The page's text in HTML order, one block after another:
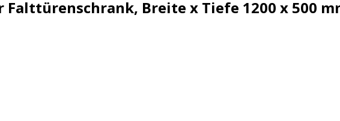
Falttürenschrank, Breite x Tiefe 1200 x 500